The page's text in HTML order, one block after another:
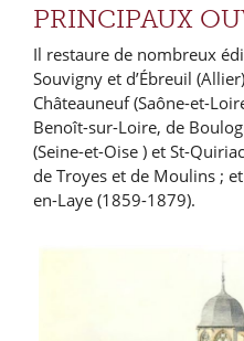
PRINCIPAUX
Il restaure de nombreux
Souvigny et d’Ébreuil
Châteauneuf (Saône-et-
Benoît-sur-Loire, de
(Seine-et-Oise ) et St-
de Troyes et de Moulins ;
en-Laye (1859-1879).